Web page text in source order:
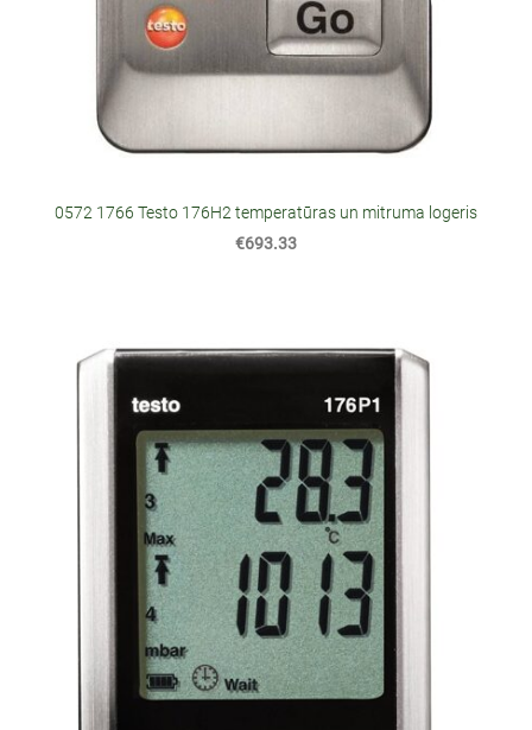
0572 1766 Testo 176H2 temperatūras un mitruma logeris
€693.33